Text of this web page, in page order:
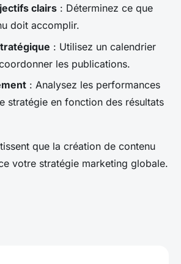
clairs : Déterminez ce que
doit accomplir.
: Utilisez un calendrier
les publications.
: Analysez les performances
stratégie en fonction des résultats
que la création de contenu
votre stratégie marketing globale.